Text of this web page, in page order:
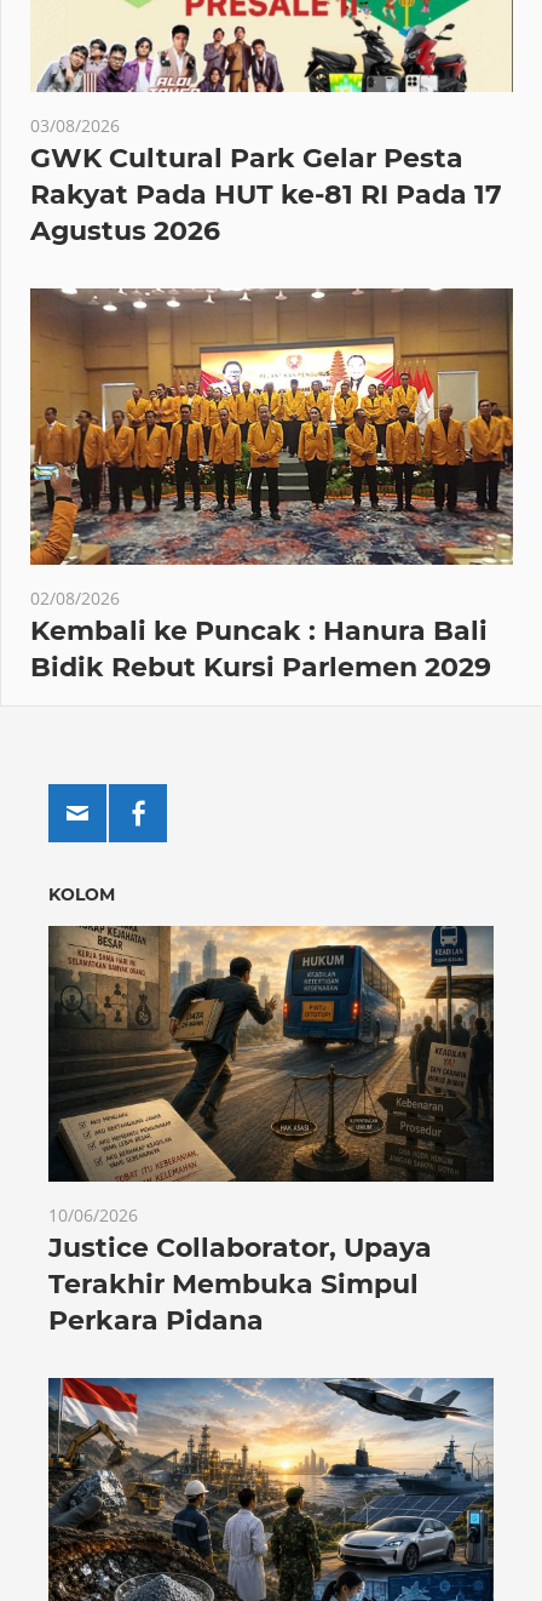
03/08/2026
GWK Cultural Park Gelar Pesta
Rakyat Pada HUT ke-81 RI Pada 17
Agustus 2026
02/08/2026
Kembali ke Puncak : Hanura Bali
Bidik Rebut Kursi Parlemen 2029
KOLOM
10/06/2026
Justice Collaborator, Upaya
Terakhir Membuka Simpul
Perkara Pidana